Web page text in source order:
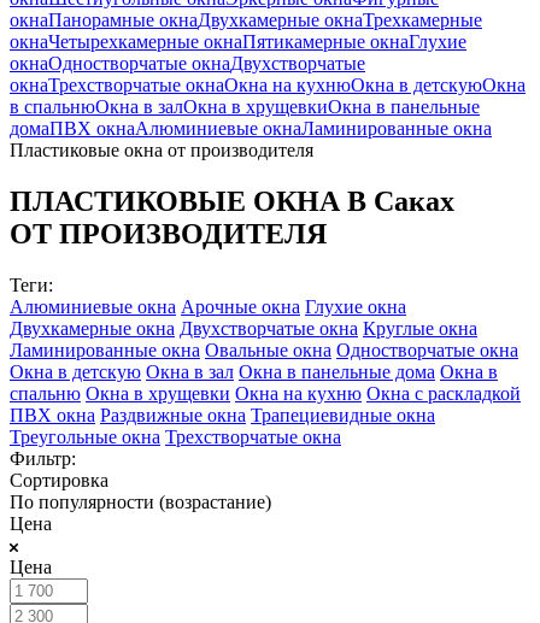
окнаПанорамные окнаДвухкамерные окнаТрехкамерные
окнаЧетырехкамерные окнаПятикамерные окнаГлухие
окнаОдностворчатые окнаДвухстворчатые
окнаТрехстворчатые окнаОкна на кухнюОкна в детскуюОкна
в спальнюОкна в залОкна в хрущевкиОкна в панельные
домаПВХ окнаАлюминиевые окнаЛаминированные окна
Пластиковые окна от производителя
ПЛАСТИКОВЫЕ ОКНА В Саках
ОТ ПРОИЗВОДИТЕЛЯ
Теги:
Алюминиевые окна Арочные окна Глухие окна
Двухкамерные окна Двухстворчатые окна Круглые окна
Ламинированные окна Овальные окна Одностворчатые окна
Окна в детскую Окна в зал Окна в панельные дома Окна в
спальню Окна в хрущевки Окна на кухню Окна с раскладкой
ПВХ окна Раздвижные окна Трапециевидные окна
Треугольные окна Трехстворчатые окна
Фильтр:
Сортировка
По популярности (возрастание)
Цена
Цена